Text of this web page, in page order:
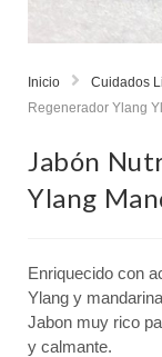
Inicio Cuidados
Regenerador Ylang
Jabón
Ylang
Enriquecido con
Ylang y
Jabon muy rico
y calmante.